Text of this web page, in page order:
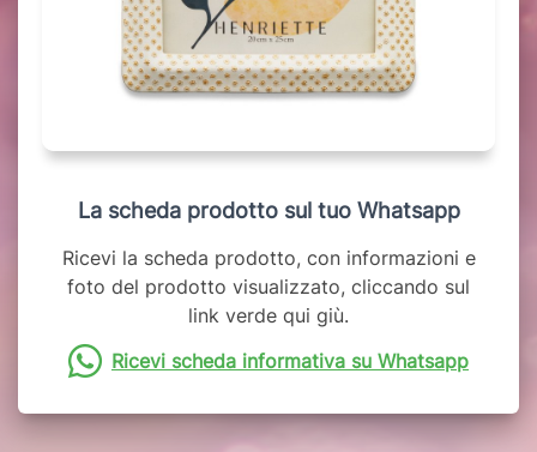
La scheda prodotto sul tuo Whatsapp
Ricevi la scheda prodotto, con informazioni e
foto del prodotto visualizzato, cliccando sul
link verde qui giù.
Ricevi scheda informativa su Whatsapp